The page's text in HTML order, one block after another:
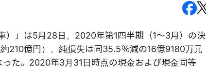
）」は5月28日、2020年第1四半期（1～3月）の決
210億円）、純損失は同35.5％減の16億9180万元
た。2020年3月31日時点の現金および現金同等